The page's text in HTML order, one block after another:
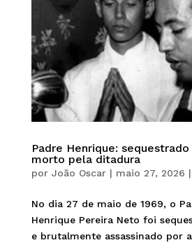
Padre Henrique:
morto pela ditadura
por João Oscar| maio 27, 2026 |
No dia 27 de maio de 1969, o
Henrique Pereira Neto foi
e brutalmente assassinado por